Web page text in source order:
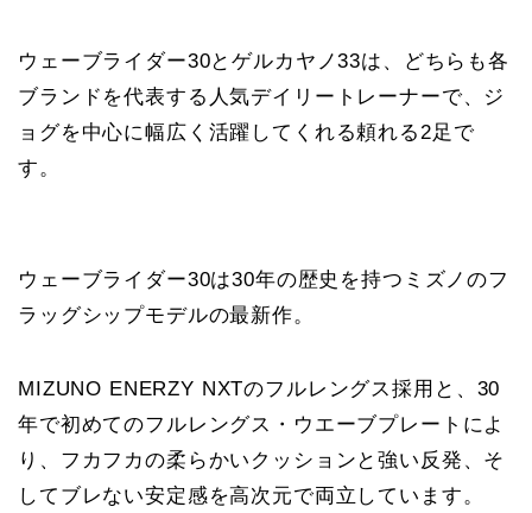
ウェーブライダー30とゲルカヤノ33は、どちらも各
ブランドを代表する人気デイリートレーナーで、ジ
ョグを中心に幅広く活躍してくれる頼れる2足で
す。
ウェーブライダー30は30年の歴史を持つミズノのフ
ラッグシップモデルの最新作。
MIZUNO ENERZY NXTのフルレングス採用と、30
年で初めてのフルレングス・ウエーブプレートによ
り、フカフカの柔らかいクッションと強い反発、そ
してブレない安定感を高次元で両立しています。